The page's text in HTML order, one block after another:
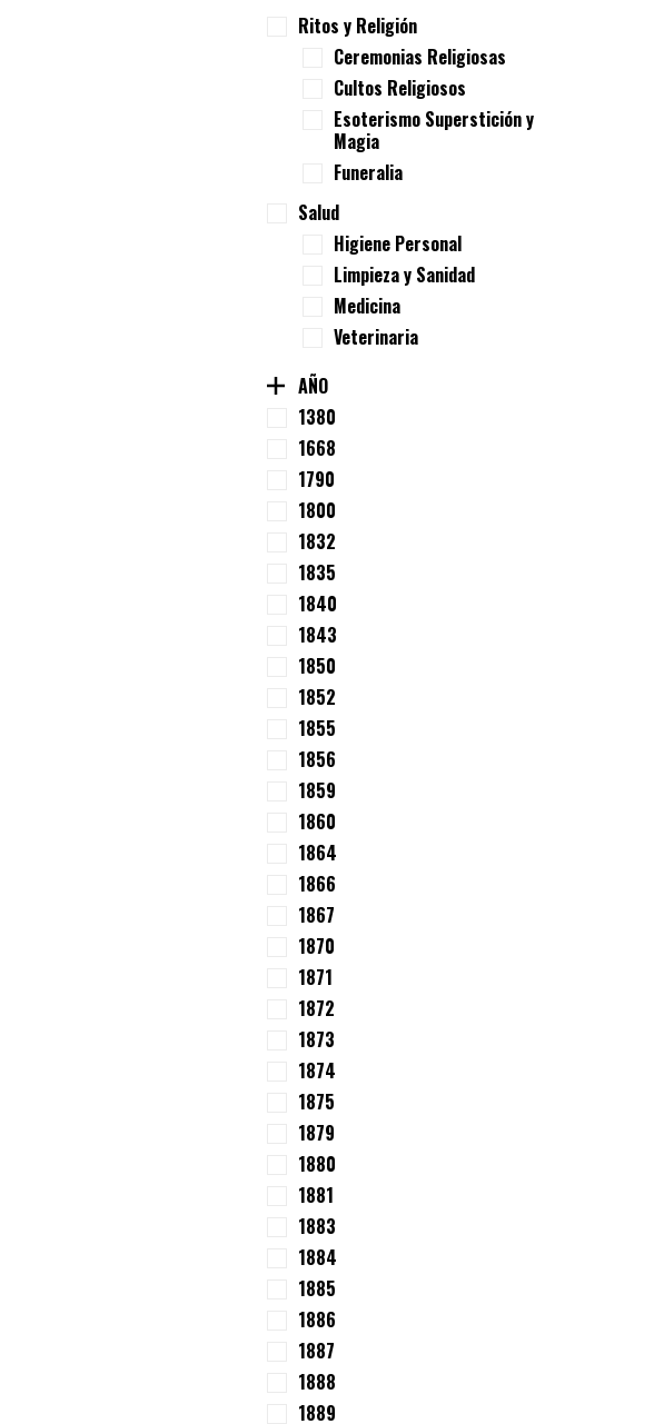
Ritos y Religión
Ceremonias Religiosas
Cultos Religiosos
Esoterismo Superstición y
Magia
Funeralia
Salud
Higiene Personal
Limpieza y Sanidad
Medicina
Veterinaria
AÑO
1380
1668
1790
1800
1832
1835
1840
1843
1850
1852
1855
1856
1859
1860
1864
1866
1867
1870
1871
1872
1873
1874
1875
1879
1880
1881
1883
1884
1885
1886
1887
1888
1889